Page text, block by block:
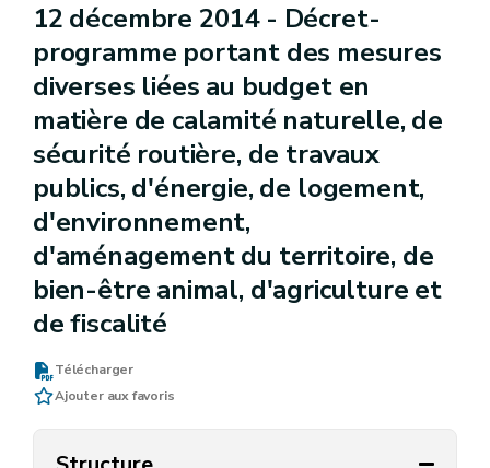
12 décembre 2014 - Décret-
programme portant des mesures
diverses liées au budget en
matière de calamité naturelle, de
sécurité routière, de travaux
publics, d'énergie, de logement,
d'environnement,
d'aménagement du territoire, de
bien-être animal, d'agriculture et
de fiscalité
Télécharger
Ajouter aux favoris